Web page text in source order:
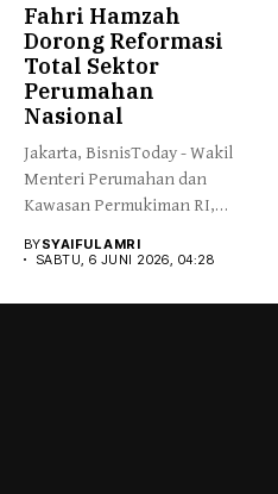
Fahri Hamzah
Dorong Reformasi
Total Sektor
Perumahan
Nasional
Jakarta, BisnisToday - Wakil
Menteri Perumahan dan
Kawasan Permukiman RI,
BYSYAIFUL AMRI
SABTU, 6 JUNI 2026, 04:28